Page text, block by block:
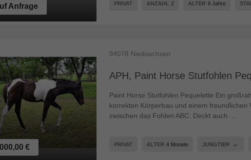
Anfrage PRIVAT ANZAHL 2 ALTER 9 Jahre
APH, Paint Horse Stutfohlen
94078 Niedsachsen
€
Paint Horse Stutfohlen Pequelette Ein
korrekten Körperbau und einem freundlichen
zwischen das Fohlen ABC. Deckt auch ...
PRIVAT ALTER 4 Monate JUNGTIER